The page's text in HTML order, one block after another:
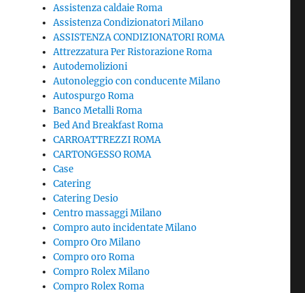
Assistenza caldaie Roma
Assistenza Condizionatori Milano
ASSISTENZA CONDIZIONATORI ROMA
Attrezzatura Per Ristorazione Roma
Autodemolizioni
Autonoleggio con conducente Milano
Autospurgo Roma
Banco Metalli Roma
Bed And Breakfast Roma
CARROATTREZZI ROMA
CARTONGESSO ROMA
Case
Catering
Catering Desio
Centro massaggi Milano
Compro auto incidentate Milano
Compro Oro Milano
Compro oro Roma
Compro Rolex Milano
Compro Rolex Roma